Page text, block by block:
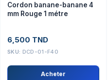
Cordon banane-banane 4
mm Rouge 1 métre
6,500 TND
SKU: DCD-01-F40
Acheter